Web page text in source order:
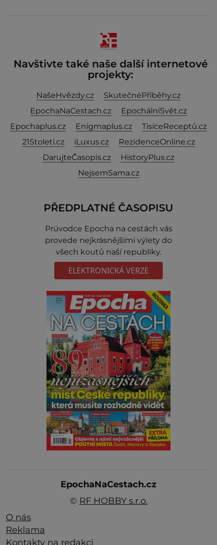
Navštivte také naše další internetové
projekty:
NašeHvězdy.cz
SkutečnéPříběhy.cz
EpochaNaCestach.cz
EpochálníSvět.cz
Epochaplus.cz
Enigmaplus.cz
TisíceReceptů.cz
21Stoleti.cz
iLuxus.cz
RezidenceOnline.cz
DarujteČasopis.cz
HistoryPlus.cz
NejsemSama.cz
PŘEDPLATNÉ ČASOPISU
Prúvodce Epocha na cestách vás
provede nejkrásnějšími výlety do
všech koutů naší republiky.
ELEKTRONICKÁ VERZE
EpochaNaCestach.cz
© RF HOBBY s.r.o.
O nás
Reklama
Kontakty na redakci